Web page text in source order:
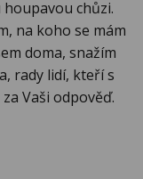
chůzi.
na koho se mám
doma, snažím
rady lidí, kteří s
Vaši odpověď.